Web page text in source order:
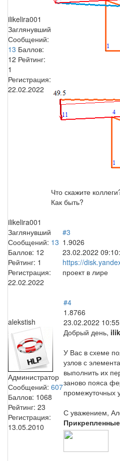
ilikelira001
Заглянувший
Сообщений:
13 Баллов:
12 Рейтинг:
1
Регистрация:
22.02.2022
Что скажите
Как быть?
ilikelira001
Заглянувший
Сообщений: 13
Баллов: 12
Рейтинг: 1
Регистрация:
22.02.2022
#3
1.9026
23.02.2022
https://
проект в лире
alekstish
Администратор
Сообщений: 607
Баллов: 1068
Рейтинг: 23
Регистрация:
13.05.2010
#4
1.8766
23.02.2022
Добрый день,
У Вас в схеме
узлов с
выполнить их
заново пояса
промежуточных
С уважением,